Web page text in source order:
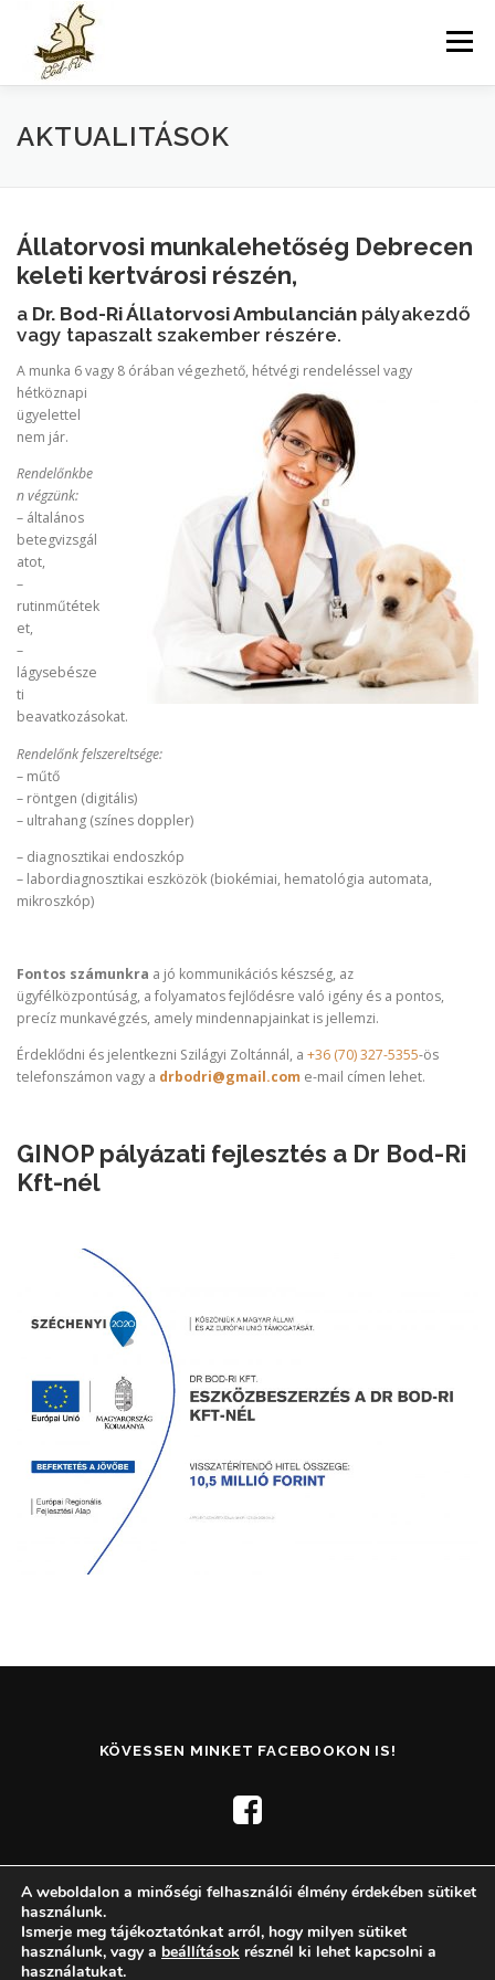
Tovább a tartalomhoz
Menü
AKTUALITÁSOK
Állatorvosi munkalehetőség Debrecen
keleti kertvárosi részén,
a Dr. Bod-Ri Állatorvosi Ambulancián pályakezdő
vagy tapaszalt szakember részére.
A munka 6 vagy 8 órában végezhető, hétvégi rendeléssel vagy
hétköznapi
ügyelettel
nem jár.
Rendelőnkbe
n végzünk:
– általános
betegvizsgál
atot,
–
rutinműtétek
et,
–
lágysebésze
ti
beavatkozásokat.
Rendelőnk felszereltsége:
– műtő
– röntgen (digitális)
– ultrahang (színes doppler)
– diagnosztikai endoszkóp
– labordiagnosztikai eszközök (biokémiai, hematológia automata,
mikroszkóp)
Fontos számunkra a jó kommunikációs készség, az
ügyfélközpontúság, a folyamatos fejlődésre való igény és a pontos,
precíz munkavégzés, amely mindennapjainkat is jellemzi.
Érdeklődni és jelentkezni Szilágyi Zoltánnál, a +36 (70) 327-5355-ös
telefonszámon vagy a drbodri@gmail.com e-mail címen lehet.
GINOP pályázati fejlesztés a Dr Bod-Ri
Kft-nél
KÖVESSEN MINKET FACEBOOKON IS!
Copyright © 2026 Dr. Bod-Ri Állatorvosi Ambulancia
A weboldalon a minőségi felhasználói élmény érdekében sütiket
használunk.
Ismerje meg tájékoztatónkat arról, hogy milyen sütiket
használunk, vagy a beállítások résznél ki lehet kapcsolni a
használatukat.